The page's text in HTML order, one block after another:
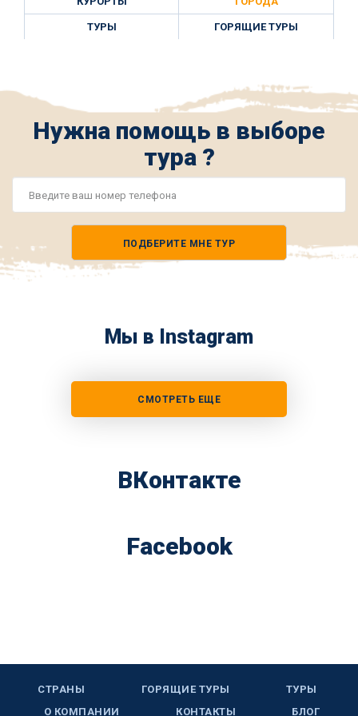
ТУРЫ ГОРЯЩИЕ ТУРЫ
Нужна помощь в выборе
тура ?
ПОДБЕРИТЕ МНЕ ТУР
Мы в Instagram
СМОТРЕТЬ ЕЩЕ
ВКонтакте
Facebook
СТРАНЫ ГОРЯЩИЕ ТУРЫ
ТУРЫ
О КОМПАНИИ
КОНТАКТЫ БЛОГ